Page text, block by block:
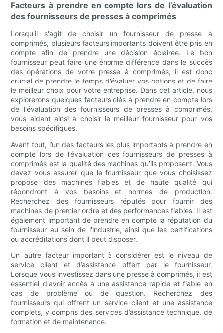
Facteurs à prendre en compte lors de l’évaluation
des fournisseurs de presses à comprimés
Lorsqu'il s'agit de choisir un fournisseur de presse à
comprimés, plusieurs facteurs importants doivent être pris en
compte afin de prendre une décision éclairée. Le bon
fournisseur peut faire une énorme différence dans le succès
des opérations de votre presse à comprimés, il est donc
crucial de prendre le temps d'évaluer vos options et de faire
le meilleur choix pour votre entreprise. Dans cet article, nous
explorerons quelques facteurs clés à prendre en compte lors
de l'évaluation des fournisseurs de presses à comprimés,
vous aidant ainsi à choisir le meilleur fournisseur pour vos
besoins spécifiques.
Avant tout, l’un des facteurs les plus importants à prendre en
compte lors de l’évaluation des fournisseurs de presses à
comprimés est la qualité des machines qu’ils proposent. Vous
devez vous assurer que le fournisseur que vous choisissez
propose des machines fiables et de haute qualité qui
répondront à vos besoins et normes de production.
Recherchez des fournisseurs réputés pour fournir des
machines de premier ordre et des performances fiables. Il est
également important de prendre en compte la réputation du
fournisseur au sein de l'industrie, ainsi que les certifications
ou accréditations dont il peut disposer.
Un autre facteur important à considérer est le niveau de
service client et d’assistance offert par le fournisseur.
Lorsque vous investissez dans une presse à comprimés, il est
essentiel d'avoir accès à une assistance rapide et fiable en
cas de problème ou de question. Recherchez des
fournisseurs qui offrent un service client et une assistance
complets, y compris des services d’assistance technique, de
formation et de maintenance.